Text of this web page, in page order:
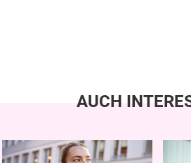
AUCH